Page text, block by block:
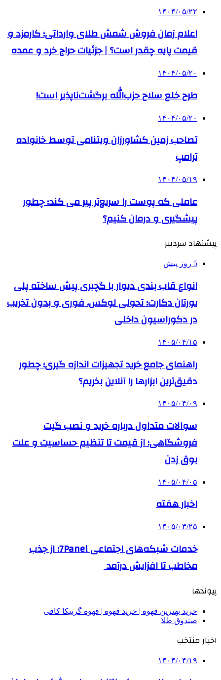
۱۴۰۴/۰۵/۲۲
اعلام زمان فروش شمش طلای وارداتی؛ کارمزد و
قیمت پایه چقدر است؟ | جزئیات حراج خرد و عمده
۱۴۰۴/۰۵/۲۰
طرح خلع سلاح حزب‌الله برگشت‌ناپذیر است!
۱۴۰۴/۰۵/۲۰
تصاحب زمین کشاورزان ویتنامی توسط خانواده
ترامپ
۱۴۰۴/۰۵/۱۹
عاملی که پوست را سریع‌تر پیر می کند؛ چطور
پیشگیری و درمان کنیم؟
پیشنهاد سردبیر
5 روز پیش
انواع قاب بندی دیوار با گچبری پیش ساخته پلی
یورتان دکارت؛ تحولی لوکس، فوری و بدون تخریب
در دکوراسیون داخلی
۱۴۰۵/۰۴/۱۵
راهنمای جامع خرید تجهیزات اندازه گیری؛ چطور
دقیق‌ترین ابزارها را آنلاین بخریم؟
۱۴۰۵/۰۴/۰۹
سوالات متداول درباره خرید و نصب گیت
فروشگاهی؛ از قیمت تا تنظیم حساسیت و علت
بوق زدن
۱۴۰۵/۰۴/۰۵
اخبار هفته
۱۴۰۵/۰۳/۲۵
خدمات شبکه‌های اجتماعی 7Panel؛ از جذب
مخاطب تا افزایش درآمد
پیوندها
خرید بهترین قهوه | خرید قهوه | قهوه گرنیکا کافی
صندوق طلا
اخبار منتخب
۱۴۰۴/۰۴/۱۹